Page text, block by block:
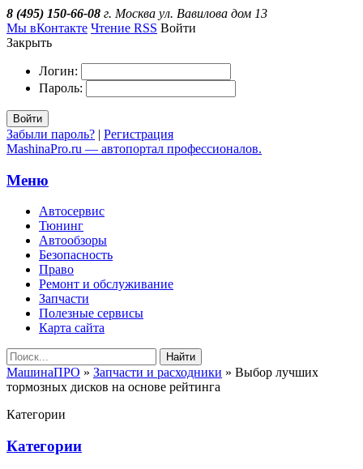
8 (495) 150-66-08 г. Москва ул. Вавилова дом 13
Мы вКонтакте Чтение RSS Войти
Закрыть
Логин:
Пароль:
Войти
Забыли пароль? | Регистрация
MashinaPro.ru — автопортал профессионалов.
Меню
Автосервис
Тюнинг
Автообзоры
Безопасность
Право
Ремонт и обслуживание
Запчасти
Полезные сервисы
Карта сайта
Найти
МашинаПРО » Запчасти и расходники » Выбор лучших
тормозных дисков на основе рейтинга
Категории
Категории